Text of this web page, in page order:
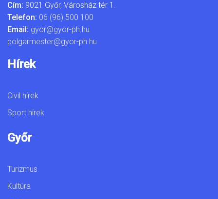
Cím: 9021 Győr, Városház tér 1.
Telefon: 06 (96) 500 100
Email: gyor@gyor-ph.hu
polgarmester@gyor-ph.hu
Hírek
Civil hírek
Sport hírek
Győr
Turizmus
Kultúra